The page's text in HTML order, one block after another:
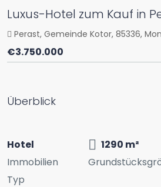
Luxus-Hotel zum Kauf in
Perast, Gemeinde Kotor, 85336,
€3.750.000
Überblick
Hotel
Immobilien
Typ
1290 m²